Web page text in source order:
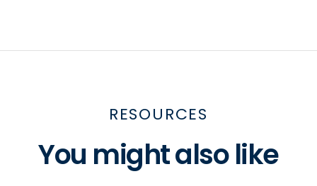
RESOURCES
You might also like